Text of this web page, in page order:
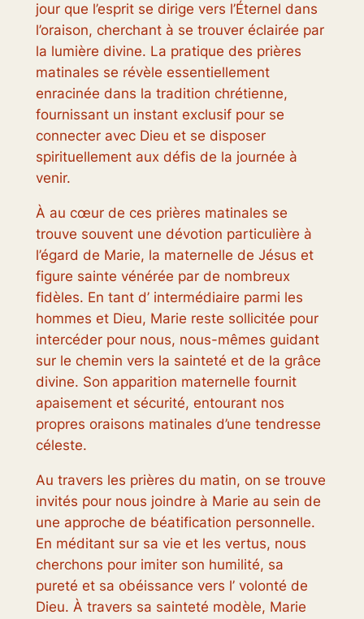
jour que l’esprit se dirige vers l’Éternel dans
l’oraison, cherchant à se trouver éclairée par
la lumière divine. La pratique des prières
matinales se révèle essentiellement
enracinée dans la tradition chrétienne,
fournissant un instant exclusif pour se
connecter avec Dieu et se disposer
spirituellement aux défis de la journée à
venir.
À au cœur de ces prières matinales se
trouve souvent une dévotion particulière à
l’égard de Marie, la maternelle de Jésus et
figure sainte vénérée par de nombreux
fidèles. En tant d’ intermédiaire parmi les
hommes et Dieu, Marie reste sollicitée pour
intercéder pour nous, nous-mêmes guidant
sur le chemin vers la sainteté et de la grâce
divine. Son apparition maternelle fournit
apaisement et sécurité, entourant nos
propres oraisons matinales d’une tendresse
céleste.
Au travers les prières du matin, on se trouve
invités pour nous joindre à Marie au sein de
une approche de béatification personnelle.
En méditant sur sa vie et les vertus, nous
cherchons pour imiter son humilité, sa
pureté et sa obéissance vers l’ volonté de
Dieu. À travers sa sainteté modèle, Marie